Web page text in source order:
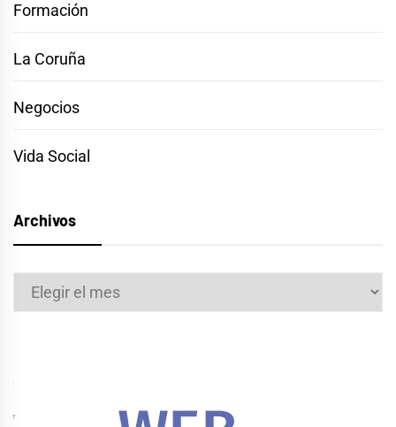
Formación
La Coruña
Negocios
Vida Social
Archivos
Archivos